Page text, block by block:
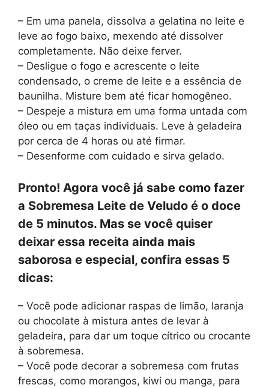
– Em uma panela, dissolva a gelatina no leite e
leve ao fogo baixo, mexendo até dissolver
completamente. Não deixe ferver.
– Desligue o fogo e acrescente o leite
condensado, o creme de leite e a essência de
baunilha. Misture bem até ficar homogêneo.
– Despeje a mistura em uma forma untada com
óleo ou em taças individuais. Leve à geladeira
por cerca de 4 horas ou até firmar.
– Desenforme com cuidado e sirva gelado.
Pronto! Agora você já sabe como fazer
a Sobremesa Leite de Veludo é o doce
de 5 minutos. Mas se você quiser
deixar essa receita ainda mais
saborosa e especial, confira essas 5
dicas:
– Você pode adicionar raspas de limão, laranja
ou chocolate à mistura antes de levar à
geladeira, para dar um toque cítrico ou crocante
à sobremesa.
– Você pode decorar a sobremesa com frutas
frescas, como morangos, kiwi ou manga, para